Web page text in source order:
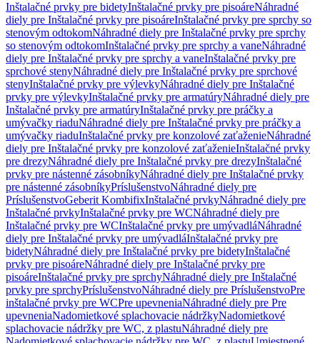
Inštalačné prvky pre bidetyInštalačné prvky pre pisoáreNáhradné
diely pre Inštalačné prvky pre pisoáreInštalačné prvky pre sprchy so
stenovým odtokomNáhradné diely pre Inštalačné prvky pre sprchy
so stenovým odtokomInštalačné prvky pre sprchy a vaneNáhradné
diely pre Inštalačné prvky pre sprchy a vaneInštalačné prvky pre
sprchové stenyNáhradné diely pre Inštalačné prvky pre sprchové
stenyInštalačné prvky pre výlevkyNáhradné diely pre Inštalačné
prvky pre výlevkyInštalačné prvky pre armatúryNáhradné diely pre
Inštalačné prvky pre armatúryInštalačné prvky pre práčky a
umývačky riaduNáhradné diely pre Inštalačné prvky pre práčky a
umývačky riaduInštalačné prvky pre konzolové zaťaženieNáhradné
diely pre Inštalačné prvky pre konzolové zaťaženieInštalačné prvky
pre drezyNáhradné diely pre Inštalačné prvky pre drezyInštalačné
prvky pre nástenné zásobníkyNáhradné diely pre Inštalačné prvky
pre nástenné zásobníkyPríslušenstvoNáhradné diely pre
PríslušenstvoGeberit KombifixInštalačné prvkyNáhradné diely pre
Inštalačné prvkyInštalačné prvky pre WCNáhradné diely pre
Inštalačné prvky pre WCInštalačné prvky pre umývadláNáhradné
diely pre Inštalačné prvky pre umývadláInštalačné prvky pre
bidetyNáhradné diely pre Inštalačné prvky pre bidetyInštalačné
prvky pre pisoáreNáhradné diely pre Inštalačné prvky pre
pisoáreInštalačné prvky pre sprchyNáhradné diely pre Inštalačné
prvky pre sprchyPríslušenstvoNáhradné diely pre PríslušenstvoPre
inštalačné prvky pre WCPre upevneniaNáhradné diely pre Pre
upevneniaNadomietkové splachovacie nádržkyNadomietkové
splachovacie nádržky pre WC, z plastuNáhradné diely pre